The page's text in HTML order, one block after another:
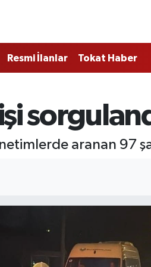
Resmi İlanlar Tokat Haber
aranan 97